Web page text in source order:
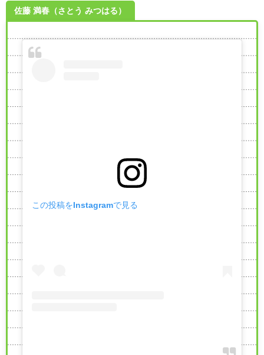
佐藤 満春（さとう みつはる）
この投稿をInstagramで見る